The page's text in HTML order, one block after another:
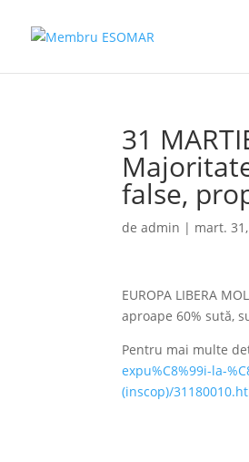
31
false,
deadmin | mart.
EUROPA LIBERA
aproape 60% sută,
Pentru mai multe
expu%C8%99i-la-
(inscop)/